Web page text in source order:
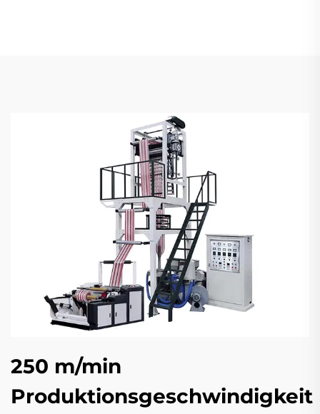
250 m/min
Produktionsgeschwindigkeit